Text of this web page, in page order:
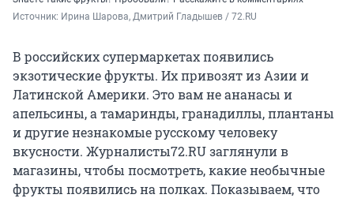
Источник: Ирина Шарова, Дмитрий Гладышев / 72.RU
В российских супермаркетах появились
экзотические фрукты. Их привозят из Азии и
Латинской Америки. Это вам не ананасы и
апельсины, а тамаринды, гранадиллы, плантаны
и другие незнакомые русскому человеку
вкусности. Журналисты72.RU заглянули в
магазины, чтобы посмотреть, какие необычные
фрукты появились на полках. Показываем, что